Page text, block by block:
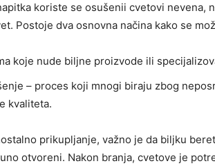
koriste se osušenii cvetovi nevena,
Postoje dva osnovna načina kako se
koje nude biljne proizvode ili
– proces koji mnogi biraju zbog
kvaliteta.
prikupljanje, važno je da biljku
otvoreni. Nakon branja, cvetove je